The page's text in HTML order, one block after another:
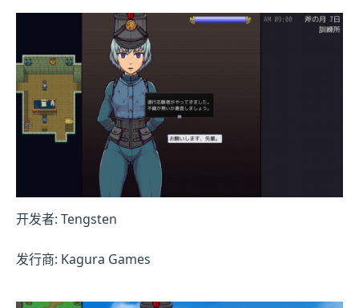
开发者: Tengsten
发行商: Kagura Games